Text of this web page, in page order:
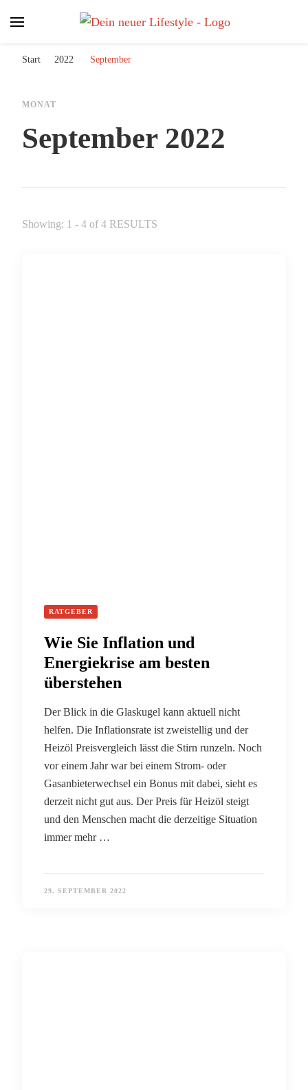
Start 2022 September
MONAT
September 2022
Showing: 1 - 4 of 4 RESULTS
RATGEBER
Wie Sie Inflation und
Energiekrise am besten
überstehen
Der Blick in die Glaskugel kann aktuell nicht
helfen. Die Inflationsrate ist zweistellig und der
Heizöl Preisvergleich lässt die Stirn runzeln. Noch
vor einem Jahr war bei einem Strom- oder
Gasanbieterwechsel ein Bonus mit dabei, sieht es
derzeit nicht gut aus. Der Preis für Heizöl steigt
und den Menschen macht die derzeitige Situation
immer mehr …
29. SEPTEMBER 2022